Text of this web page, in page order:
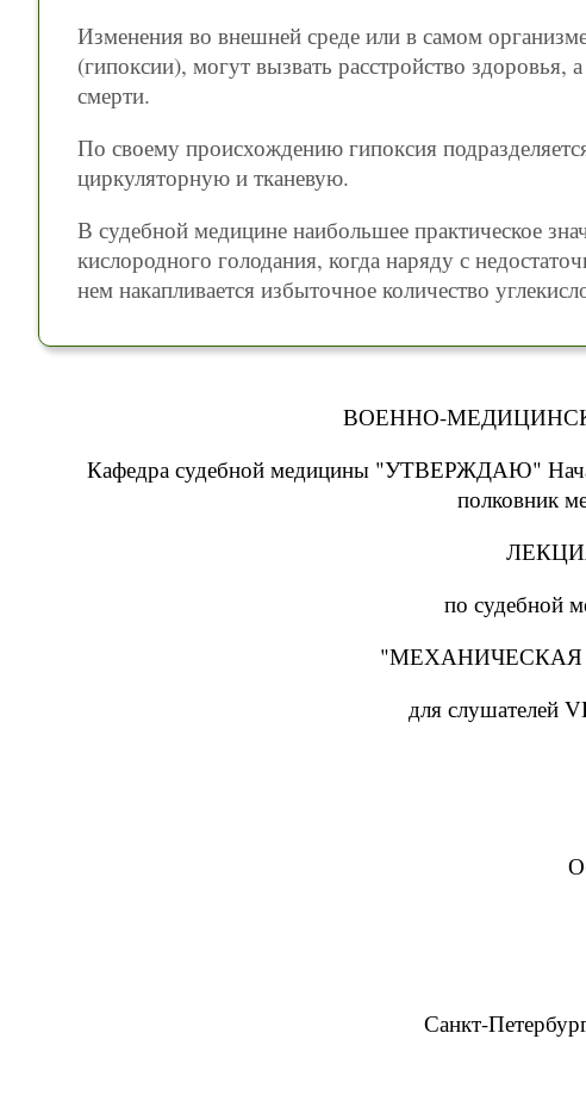
Изменения во внешней среде или в самом
(гипоксии), могут вызвать расстройство
смерти.
По своему происхождению гипоксия
циркуляторную и тканевую.
В судебной медицине наибольшее практическое
кислородного голодания, когда наряду с
нем накапливается избыточное количество
ВОЕННО-
Кафедра судебной медицины "УТВЕРЖДАЮ"
полковник
по судебной
для слушателей
Санкт-